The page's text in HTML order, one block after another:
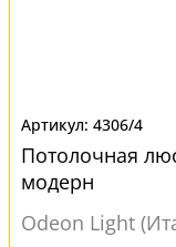
4306/4
Потолочная
модерн
Odeon Light